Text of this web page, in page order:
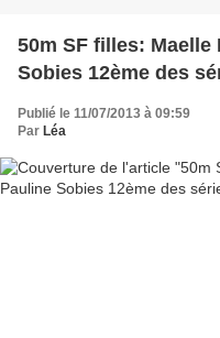
50m SF filles: Maelle
Sobies 12ème des
Publié le 11/07/2013 à 09:59
Par Léa